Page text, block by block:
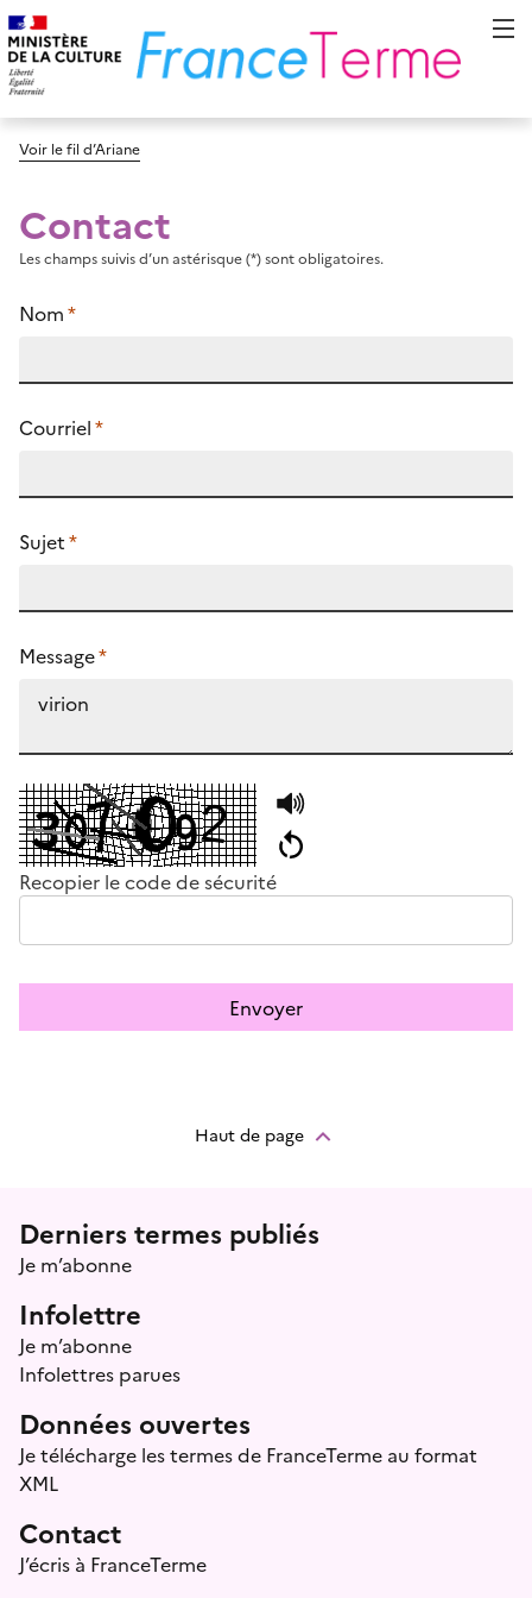
Voir le fil d’Ariane
Contact
Les champs suivis d’un astérisque (*) sont obligatoires.
Nom*
Courriel*
Sujet*
Message*
Recopier le code de sécurité
Envoyer
Haut de page
Menu prefooter
Derniers termes publiés
Je m’abonne
Infolettre
Je m’abonne
Infolettres parues
Données ouvertes
Je télécharge les termes de FranceTerme au format
XML
Contact
J’écris à FranceTerme